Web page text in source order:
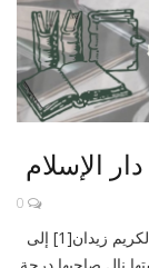
الإسلام
0
أصل هذا الكتاب رسالة دكتوراه تقدم بها الدكتور عبد الكريم زيدان[1] إلى